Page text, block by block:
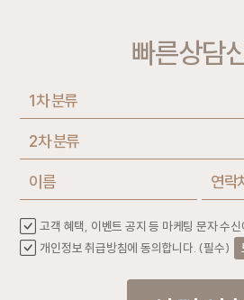
빠른상담
고객 혜택, 이벤트 공지 등 마케팅 문자 수
개인정보 취급방침에 동의합니다. (필수)